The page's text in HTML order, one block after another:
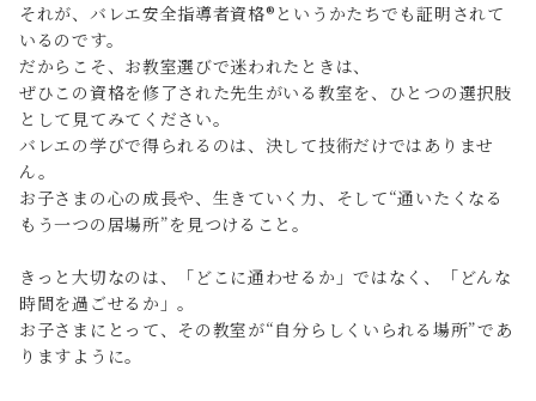
それが、バレエ安全指導者資格®︎というかたちでも証明されて
いるのです。
だからこそ、お教室選びで迷われたときは、
ぜひこの資格を修了された先生がいる教室を、ひとつの選択肢
として見てみてください。
バレエの学びで得られるのは、決して技術だけではありませ
ん。
お子さまの心の成長や、生きていく力、そして“通いたくなる
もう一つの居場所”を見つけること。
きっと大切なのは、「どこに通わせるか」ではなく、「どんな
時間を過ごせるか」。
お子さまにとって、その教室が“自分らしくいられる場所”であ
りますように。